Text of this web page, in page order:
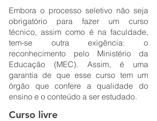
Embora o processo seletivo não seja
obrigatório para fazer um curso
técnico, assim como é na faculdade,
tem-se outra exigência: o
reconhecimento pelo Ministério da
Educação (MEC). Assim, é uma
garantia de que esse curso tem um
órgão que confere a qualidade do
ensino e o conteúdo a ser estudado.
Curso livre